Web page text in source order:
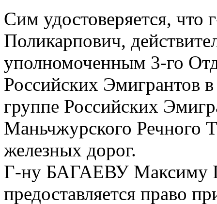
Сим удостоверяется,
Поликарпович,
уполномоченным 3-го
Российских Эмигрантов
группе Российских
Маньчжурского Речного
железных дорог.
Г-ну БАГАЕВУ Максиму
предоставляется право